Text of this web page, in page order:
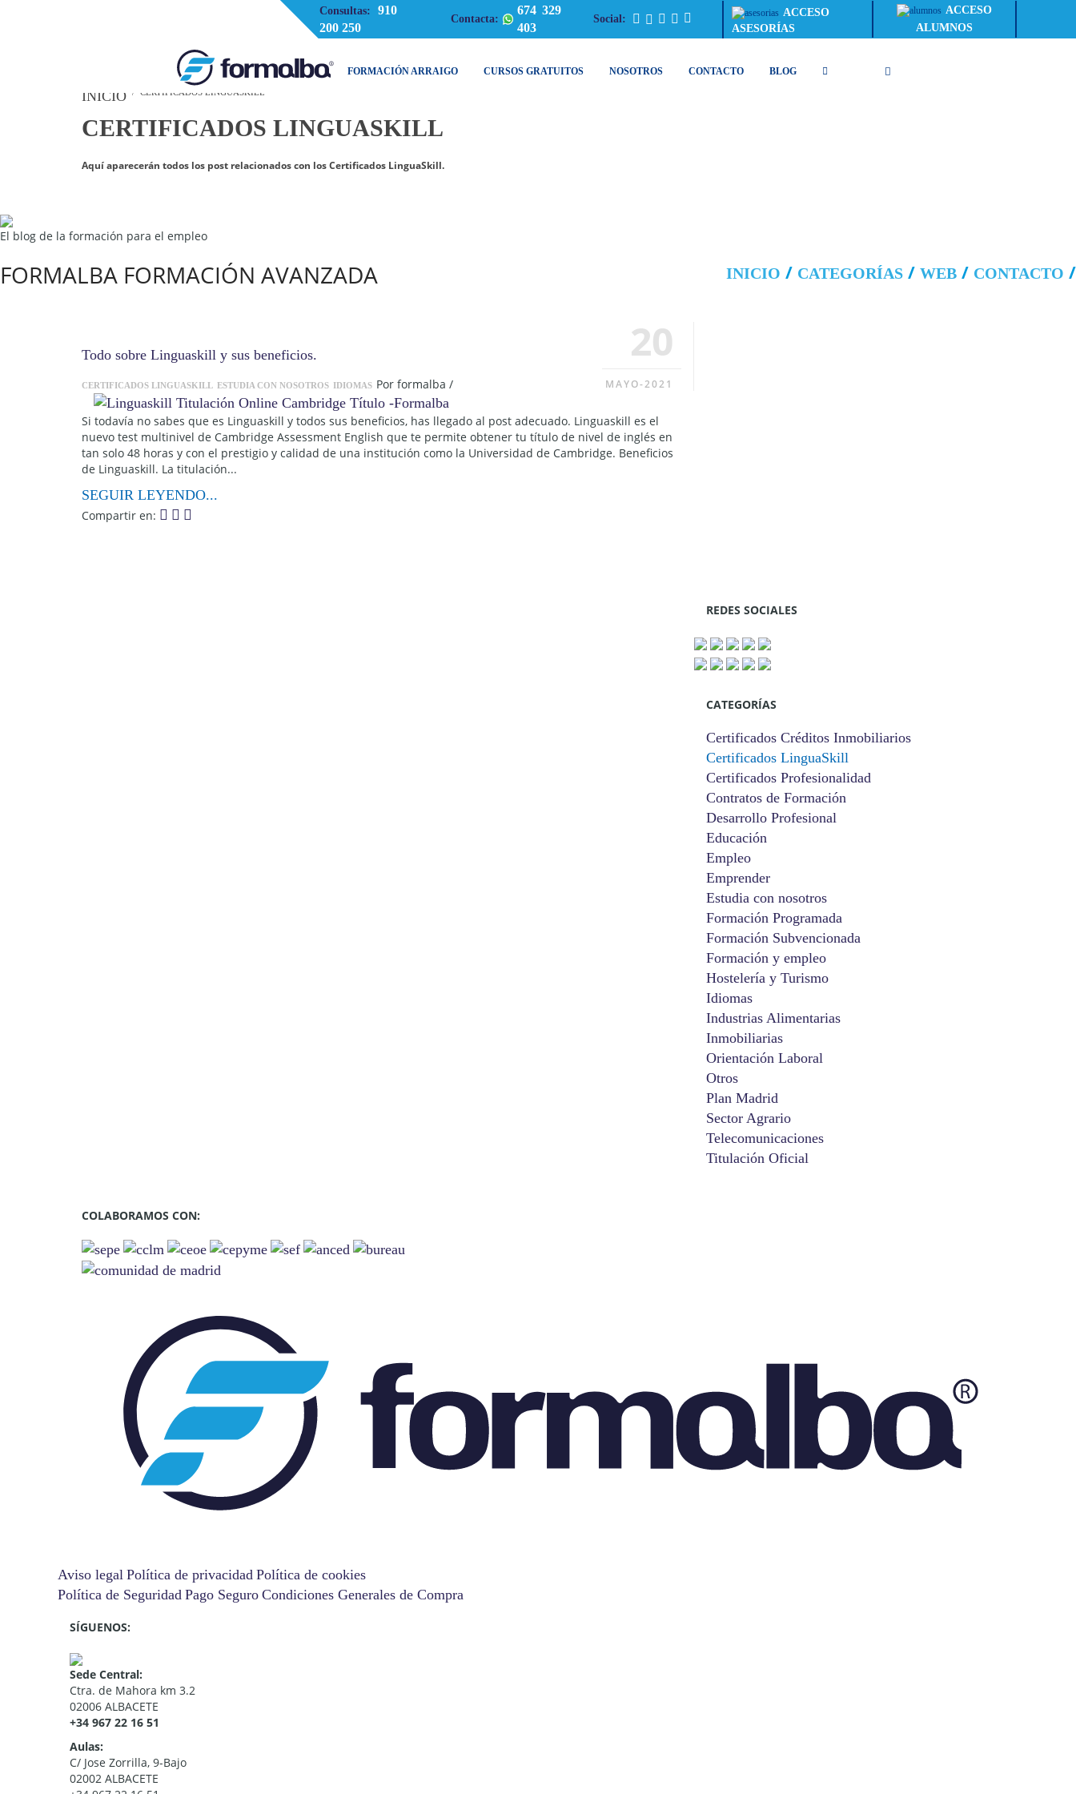
Consultas:
910
200 250
Contacta:
674 329
403
Social:
ACCESO
ASESORÍAS
ACCESO
ALUMNOS
FORMACIÓN ARRAIGO CURSOS GRATUITOS NOSOTROS CONTACTO BLOG
INICIO CERTIFICADOS LINGUASKILL
CERTIFICADOS LINGUASKILL
Aquí aparecerán todos los post relacionados con los Certificados LinguaSkill.
El blog de la formación para el empleo
INICIO CATEGORÍAS WEB CONTACTO
FORMALBA FORMACIÓN AVANZADA
Todo sobre Linguaskill y sus beneficios.
Por formalba /
CERTIFICADOS LINGUASKILL ESTUDIA CON NOSOTROS IDIOMAS
20
MAYO-2021
Si todavía no sabes que es Linguaskill y todos sus beneficios, has llegado al post adecuado. Linguaskill es el
nuevo test multinivel de Cambridge Assessment English que te permite obtener tu título de nivel de inglés en
tan solo 48 horas y con el prestigio y calidad de una institución como la Universidad de Cambridge. Beneficios
de Linguaskill. La titulación...
SEGUIR LEYENDO...
Compartir en:
REDES SOCIALES
CATEGORÍAS
Certificados Créditos Inmobiliarios
Certificados LinguaSkill
Certificados Profesionalidad
Contratos de Formación
Desarrollo Profesional
Educación
Empleo
Emprender
Estudia con nosotros
Formación Programada
Formación Subvencionada
Formación y empleo
Hostelería y Turismo
Idiomas
Industrias Alimentarias
Inmobiliarias
Orientación Laboral
Otros
Plan Madrid
Sector Agrario
Telecomunicaciones
Titulación Oficial
COLABORAMOS CON:
Aviso legal Política de privacidad Política de cookies
Política de Seguridad Pago Seguro Condiciones Generales de Compra
SÍGUENOS:
Sede Central:
Ctra. de Mahora km 3.2
02006 ALBACETE
+34 967 22 16 51
Aulas:
C/ Jose Zorrilla, 9-Bajo
02002 ALBACETE